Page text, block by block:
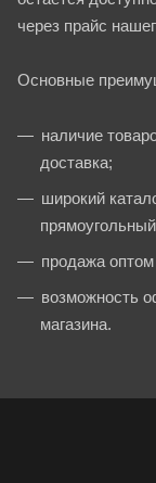
через прайс
Основные
наличие
доставка;
широкий
продажа
возможность
магазина.